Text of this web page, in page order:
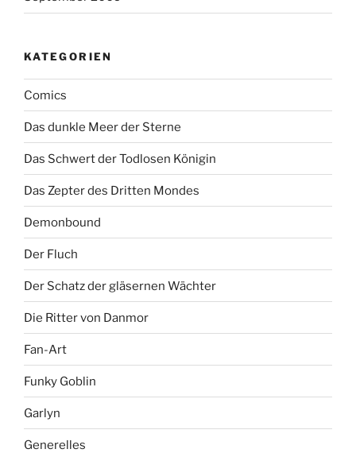
KATEGORIEN
Comics
Das dunkle Meer der Sterne
Das Schwert der Todlosen Königin
Das Zepter des Dritten Mondes
Demonbound
Der Fluch
Der Schatz der gläsernen Wächter
Die Ritter von Danmor
Fan-Art
Funky Goblin
Garlyn
Generelles